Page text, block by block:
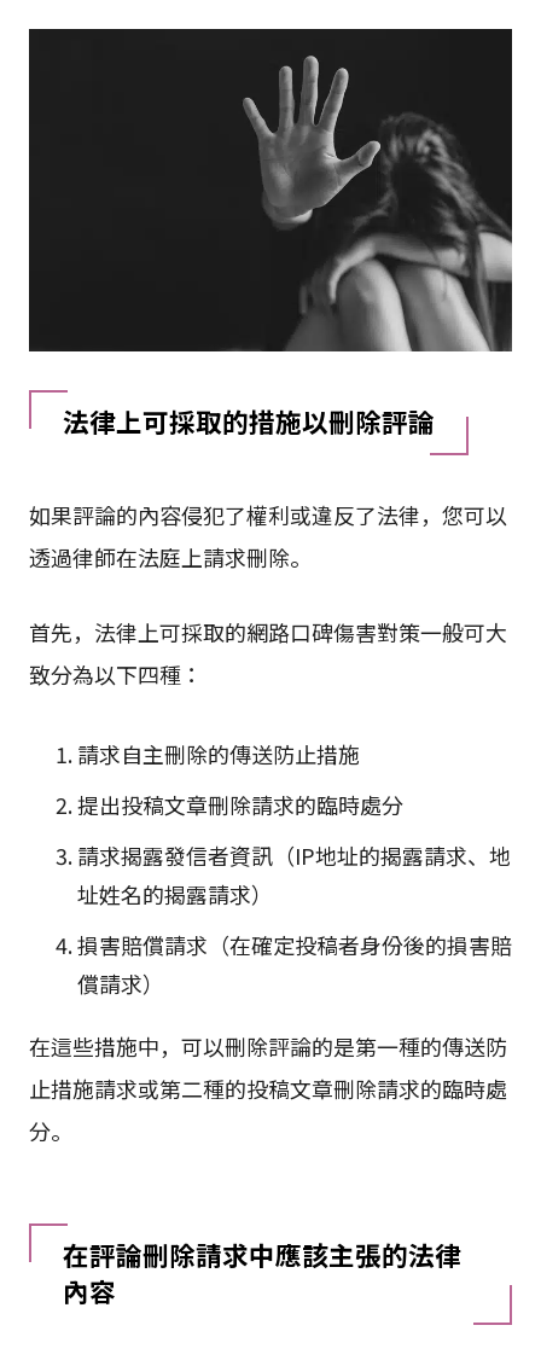
法律上可採取的措施以刪除評論
如果評論的內容侵犯了權利或違反了法律，您可以
透過律師在法庭上請求刪除。
首先，法律上可採取的網路口碑傷害對策一般可大
致分為以下四種：
請求自主刪除的傳送防止措施
提出投稿文章刪除請求的臨時處分
請求揭露發信者資訊（IP地址的揭露請求、地
址姓名的揭露請求）
損害賠償請求（在確定投稿者身份後的損害賠
償請求）
在這些措施中，可以刪除評論的是第一種的傳送防
止措施請求或第二種的投稿文章刪除請求的臨時處
分。
在評論刪除請求中應該主張的法律
內容